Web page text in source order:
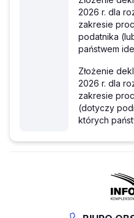
2026 r. dla
zakresie
podatnika
państwem
Złożenie
2026 r. dla
zakresie
(dotyczy
których